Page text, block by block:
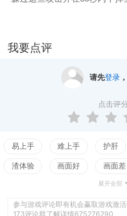
游戏以Boss战作为每个关卡的
戏发生在很久很久以前，那时
击，万物俱灰。烈火凤凰和狂
整个世界充斥着各种怪物和
他一些同伴：冰晶凤凰，雷电
界各个大陆去消灭所有的Boss
具挑战的战斗。 你是否足够强大来证明你的实力？记
我要点评
请先登录
点击评
易上手 难上手 护肝
渣体验 画面好 画面差
测试
展开全部
参与游戏评论即有机会赢取游戏激
173评论群了解详情675276290